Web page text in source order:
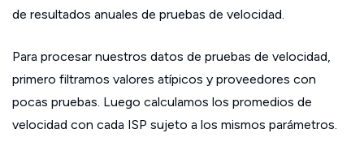
de resultados anuales de pruebas de velocidad.
Para procesar nuestros datos de pruebas de velocidad,
primero filtramos valores atípicos y proveedores con
pocas pruebas. Luego calculamos los promedios de
velocidad con cada ISP sujeto a los mismos parámetros.